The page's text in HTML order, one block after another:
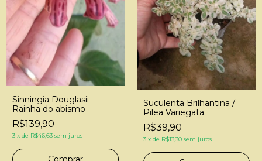
Sinningia Douglasii -
Rainha do abismo
R$139,90
3 x de R$46,63 sem juros
Suculenta Brilhantina /
Pilea Variegata
R$39,90
3 x de R$13,30 sem juros